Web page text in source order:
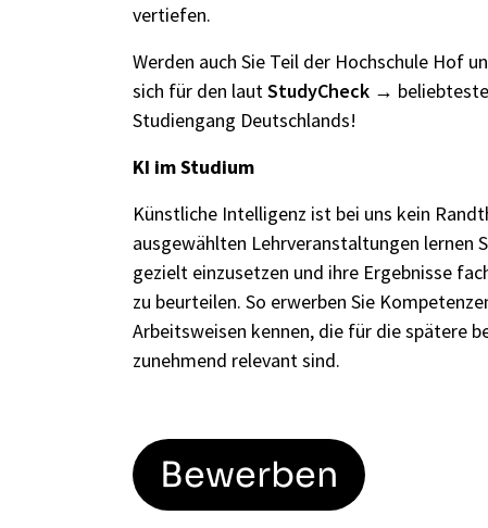
vertiefen.
Werden auch Sie Teil der Hochschule Hof
sich für den lautStudyCheck
Studiengang Deutschlands!
KI im Studium
Künstliche Intelligenz ist bei uns kein
ausgewählten Lehrveranstaltungen lernen
gezielt einzusetzen und ihre Ergebnisse
zu beurteilen. So erwerben Sie
Arbeitsweisen kennen, die für die spätere
zunehmend relevant sind.
Bewerben